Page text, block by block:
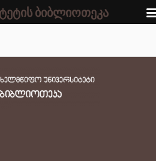
ბიბლიოთეკა